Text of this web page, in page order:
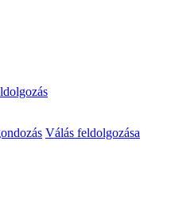
Válás feldolgozása